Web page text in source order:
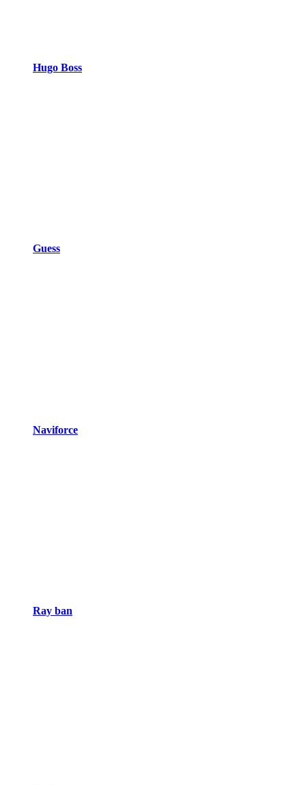
Hugo Boss
Guess
Naviforce
Ray ban